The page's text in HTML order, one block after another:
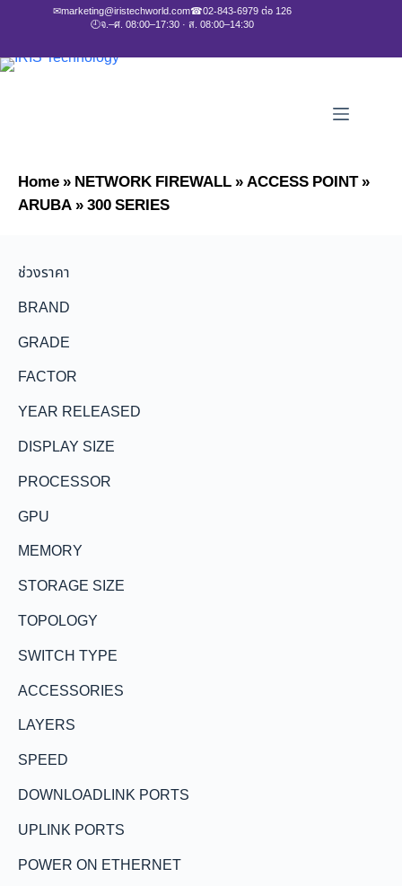
✉marketing@iristechworld.com☎02-843-6979 ต่อ 126
🕘จ.–ศ. 08:00–17:30 · ส. 08:00–14:30
Home»NETWORK FIREWALL»ACCESS POINT»
ARUBA»300 SERIES
ช่วงราคา
BRAND
GRADE
FACTOR
YEAR RELEASED
DISPLAY SIZE
PROCESSOR
GPU
MEMORY
STORAGE SIZE
TOPOLOGY
SWITCH TYPE
ACCESSORIES
LAYERS
SPEED
DOWNLOADLINK PORTS
UPLINK PORTS
POWER ON ETHERNET